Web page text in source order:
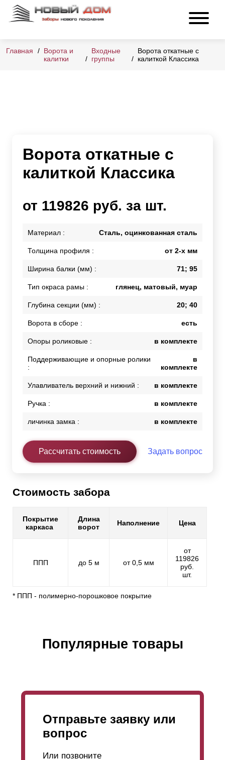
Главная
Ворота и
калитки
Входные
группы
Ворота откатные с
калиткой Классика
Ворота откатные с
калиткой Классика
от 119826 руб. за шт.
Материал : Сталь, оцинкованная сталь
Толщина профиля : от 2-х мм
Ширина балки (мм) : 71; 95
Тип окраса рамы : глянец, матовый, муар
Глубина секции (мм) : 20; 40
Ворота в сборе : есть
Опоры роликовые : в комплекте
Поддерживающие и опорные ролики
:
в
комплекте
Улавливатель верхний и нижний : в комплекте
Ручка : в комплекте
личинка замка : в комплекте
Рассчитать стоимость Задать вопрос
Стоимость забора
Покрытие
каркаса
Длина
ворот
Наполнение Цена
ППП до 5 м от 0,5 мм
от
119826
руб.
шт.
* ППП - полимерно-порошковое покрытие
Популярные товары
Отправьте заявку или
вопрос
Или позвоните